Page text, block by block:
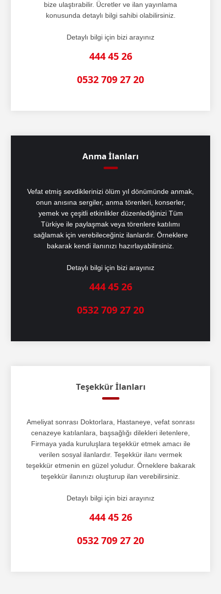
bize ulaştırabilir. Ücretler ve ilan yayınlama
konusunda detaylı bilgi sahibi olabilirsiniz.
Detaylı bilgi için bizi arayınız
444 45 26
0532 709 27 20
Anma İlanları
Vefat etmiş sevdiklerinizi ölüm yıl dönümünde anmak,
onun anısına sergiler, anma törenleri, konserler,
yemek ve çeşitli etkinlikler düzenlediğinizi Tüm
Türkiye ile paylaşmak veya törenlere katılımı
sağlamak için verebileceğiniz ilanlardır. Örneklere
bakarak kendi ilanınızı hazırlayabilirsiniz.
Detaylı bilgi için bizi arayınız
444 45 26
0532 709 27 20
Teşekkür İlanları
Ameliyat sonrası Doktorlara, Hastaneye, vefat sonrası
cenazeye katılanlara, başsağlığı dilekleri iletenlere,
Firmaya yada kuruluşlara teşekkür etmek amacı ile
verilen sosyal ilanlardır. Teşekkür ilanı vermek
teşekkür etmenin en güzel yoludur. Örneklere bakarak
teşekkür ilanınızı oluşturup ilan verebilirsiniz.
Detaylı bilgi için bizi arayınız
444 45 26
0532 709 27 20